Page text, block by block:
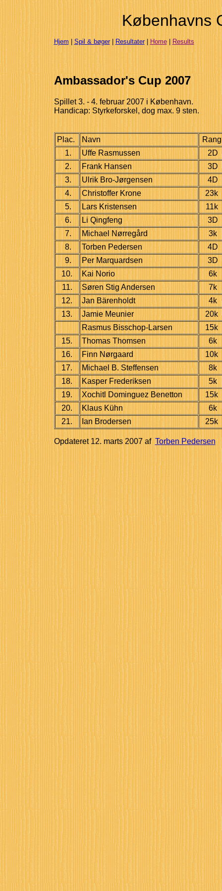
Københavns
Hjem| Spil & bøger|Resultater| Home| Results
Ambassador's Cup 2007
Spillet 3. - 4. februar 2007 i København.
Handicap: Styrkeforskel, dog max. 9 sten.
Plac. Navn
Rang
1.
Uffe Rasmussen
2D
2.
Frank Hansen
3D
3.
Ulrik Bro-Jørgensen
4D
4.
Christoffer Krone
23k
5.
Lars Kristensen
11k
6.
Li Qingfeng
3D
7.
Michael Nørregård
3k
8.
Torben Pedersen
4D
9.
Per Marquardsen
3D
10.
Kai Norio
6k
11.
Søren Stig Andersen
7k
12.
Jan Bärenholdt
4k
13.
Jamie Meunier
20k
Rasmus Bisschop-Larsen
15k
15.
Thomas Thomsen
6k
16.
Finn Nørgaard
10k
17.
Michael B. Steffensen
8k
18.
Kasper Frederiksen
5k
19.
Xochitl Dominguez Benetton
15k
20.
Klaus Kühn
6k
21.
Ian Brodersen 25k
Opdateret12. marts 2007afTorben Pedersen